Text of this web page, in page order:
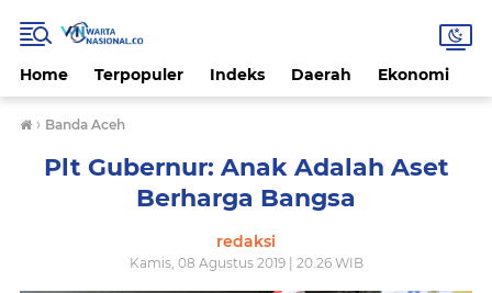
Home Terpopuler Indeks Daerah Ekonomi
› Banda Aceh
Plt Gubernur: Anak Adalah Aset
Berharga Bangsa
redaksi
Kamis, 08 Agustus 2019 | 20.26 WIB